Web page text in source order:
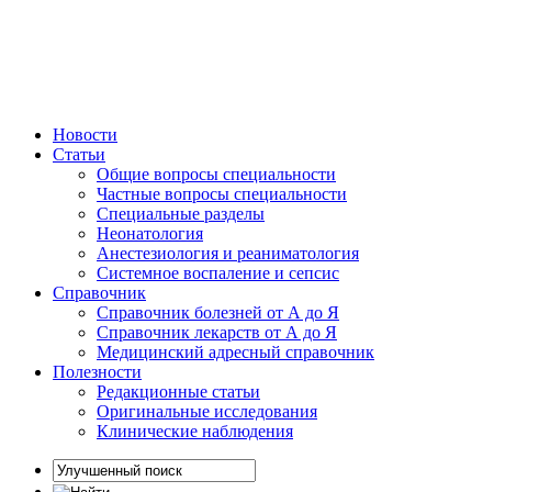
Новости
Статьи
Общие вопросы специальности
Частные вопросы специальности
Специальные разделы
Неонатология
Анестезиология и реаниматология
Системное воспаление и сепсис
Справочник
Справочник болезней от А до Я
Справочник лекарств от А до Я
Медицинский адресный справочник
Полезности
Редакционные статьи
Оригинальные исследования
Клинические наблюдения